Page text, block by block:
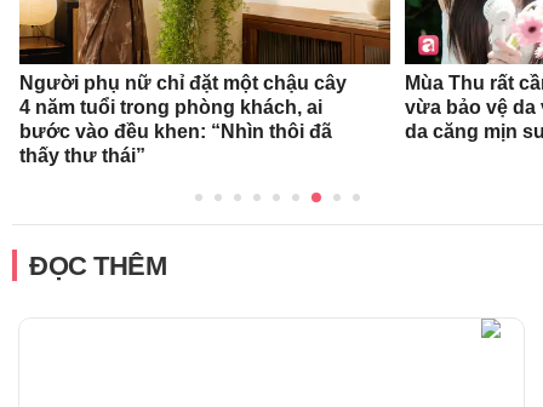
Người phụ nữ chỉ đặt một chậu cây
4 năm tuổi trong phòng khách, ai
bước vào đều khen: “Nhìn thôi đã
thấy thư thái”
Mùa Thu rất
vừa bảo vệ
da căng mịn
ĐỌC THÊM